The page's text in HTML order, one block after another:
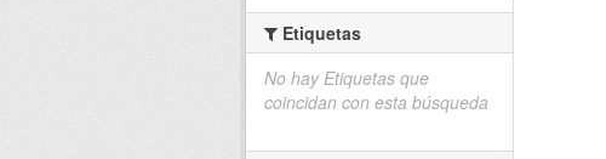
Etiquetas
No hay Etiquetas que
coincidan con esta búsqueda